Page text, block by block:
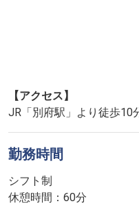
【アクセス】
JR「別府駅」より徒歩10
勤務時間
シフト制
休憩時間：60分